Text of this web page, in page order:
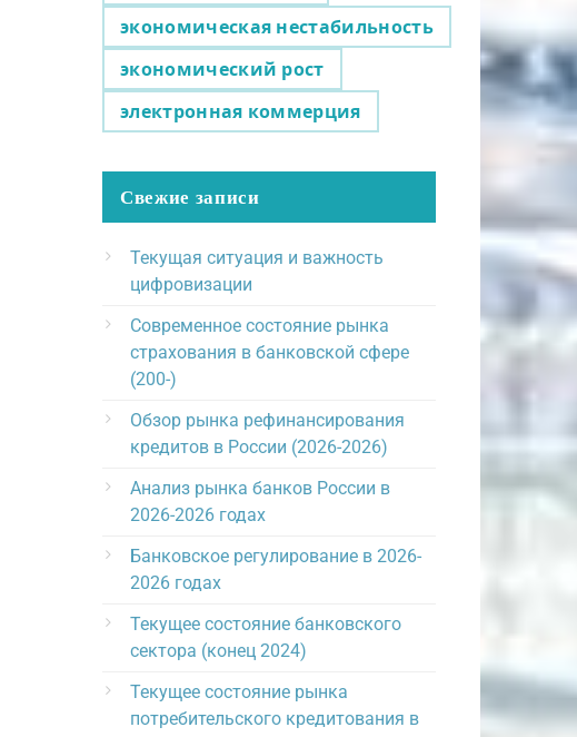
экономическая нестабильность
экономический рост
электронная коммерция
Свежие записи
Текущая ситуация и важность
цифровизации
Современное состояние рынка
страхования в банковской сфере
(200-)
Обзор рынка рефинансирования
кредитов в России (2026-2026)
Анализ рынка банков России в
2026-2026 годах
Банковское регулирование в 2026-
2026 годах
Текущее состояние банковского
сектора (конец 2024)
Текущее состояние рынка
потребительского кредитования в